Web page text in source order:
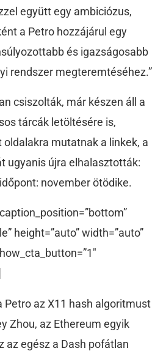
együtt egy ambiciózus,
a Petro hozzájárul egy
és igazságosabb
rendszer megteremtéséhez.”
csiszolták, már készen áll a
tárcák letöltésére is,
mutatnak a linkek, a
ugyanis újra elhalasztották:
november ötödike.
height=”auto” width=”auto”
Petro az X11 hash algoritmust
Zhou, az Ethereum egyik
az egész a Dash pofátlan